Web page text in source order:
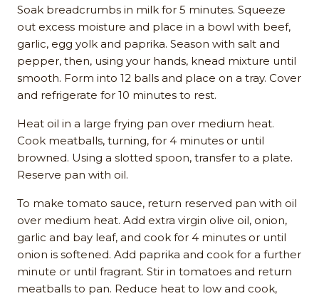
Soak breadcrumbs in milk for 5 minutes. Squeeze
out excess moisture and place in a bowl with beef,
garlic, egg yolk and paprika. Season with salt and
pepper, then, using your hands, knead mixture until
smooth. Form into 12 balls and place on a tray. Cover
and refrigerate for 10 minutes to rest.
Heat oil in a large frying pan over medium heat.
Cook meatballs, turning, for 4 minutes or until
browned. Using a slotted spoon, transfer to a plate.
Reserve pan with oil.
To make tomato sauce, return reserved pan with oil
over medium heat. Add extra virgin olive oil, onion,
garlic and bay leaf, and cook for 4 minutes or until
onion is softened. Add paprika and cook for a further
minute or until fragrant. Stir in tomatoes and return
meatballs to pan. Reduce heat to low and cook,